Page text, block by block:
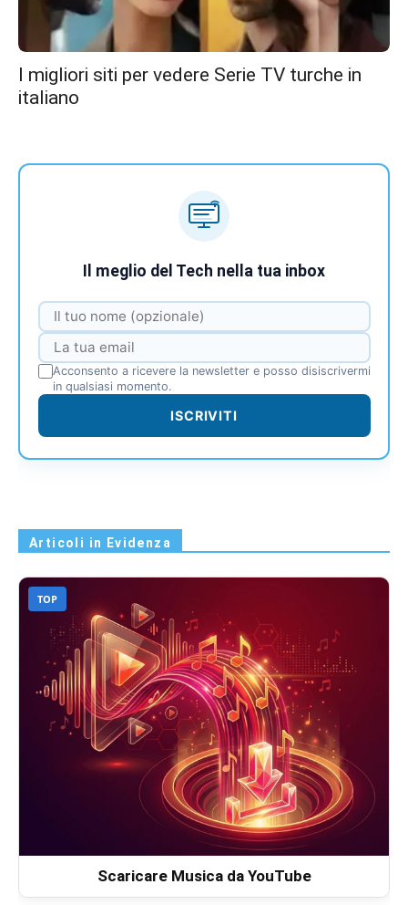
I migliori siti per vedere Serie TV turche in
italiano
Il meglio del Tech nella tua inbox
Acconsento a ricevere la newsletter e posso disiscrivermi
in qualsiasi momento.
ISCRIVITI
Articoli in Evidenza
TOP
Scaricare Musica da YouTube